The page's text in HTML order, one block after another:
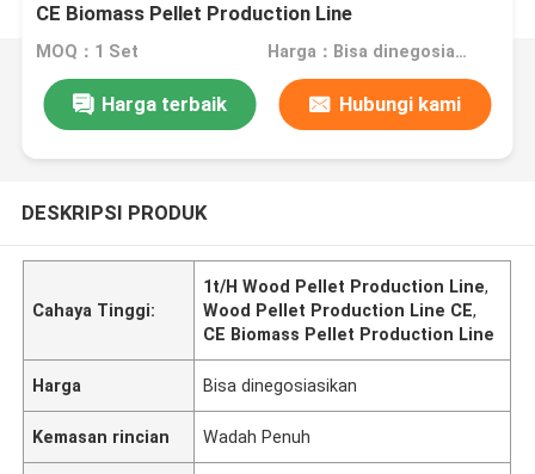
CE Biomass Pellet Production Line
MOQ：1 Set Harga：Bisa dinegosiasikan
Harga terbaik Hubungi kami
DESKRIPSI PRODUK
Cahaya Tinggi:
1t/H Wood Pellet Production Line,
Wood Pellet Production Line CE,
CE Biomass Pellet Production Line
Harga Bisa dinegosiasikan
Kemasan rincian Wadah Penuh